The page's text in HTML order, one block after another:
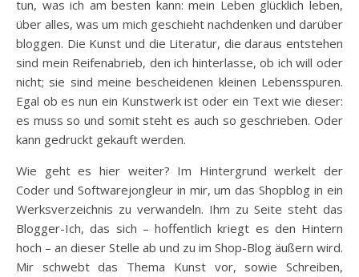
tun, was ich am besten kann: mein Leben glücklich leben,
über alles, was um mich geschieht nachdenken und darüber
bloggen. Die Kunst und die Literatur, die daraus entstehen
sind mein Reifenabrieb, den ich hinterlasse, ob ich will oder
nicht; sie sind meine bescheidenen kleinen Lebensspuren.
Egal ob es nun ein Kunstwerk ist oder ein Text wie dieser:
es muss so und somit steht es auch so geschrieben. Oder
kann gedruckt gekauft werden.
Wie geht es hier weiter? Im Hintergrund werkelt der
Coder und Softwarejongleur in mir, um das Shopblog in ein
Werksverzeichnis zu verwandeln. Ihm zu Seite steht das
Blogger-Ich, das sich – hoffentlich kriegt es den Hintern
hoch – an dieser Stelle ab und zu im Shop-Blog äußern wird.
Mir schwebt das Thema Kunst vor, sowie Schreiben,